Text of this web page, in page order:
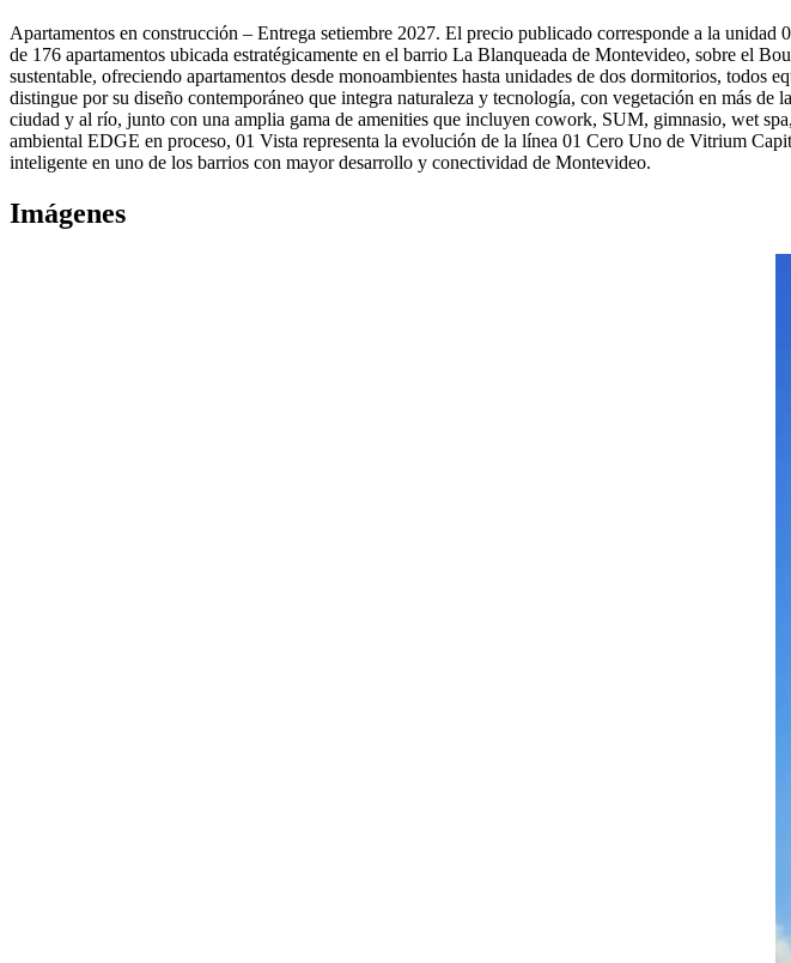
Apartamentos en construcción – Entrega setiembre 2027. El precio publicado corresponde a la
de 176 apartamentos ubicada estratégicamente en el barrio La Blanqueada de Montevideo, sobre el
sustentable, ofreciendo apartamentos desde monoambientes hasta unidades de dos dormitorios,
distingue por su diseño contemporáneo que integra naturaleza y tecnología, con vegetación en más
ciudad y al río, junto con una amplia gama de amenities que incluyen cowork, SUM, gimnasio, wet
ambiental EDGE en proceso, 01 Vista representa la evolución de la línea 01 Cero Uno de Vitrium
inteligente en uno de los barrios con mayor desarrollo y conectividad de Montevideo.
Imágenes